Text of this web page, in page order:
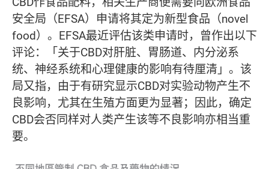
安全局（EFSA）申请将其定为新型食品（novel
food）。EFSA最近评估该类申请时，曾作出以下
评论：「关于CBD对肝脏、胃肠道、内分泌系
统、神经系统和心理健康的影响有待厘清」。该
局又指，由于有研究显示CBD对实验动物产生不
良影响，尤其在生殖方面更为显著；因此，确定
CBD会否同样对人类产生该等不良影响亦相当重
要。